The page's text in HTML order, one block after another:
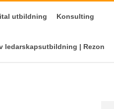
utbildning Konsulting
ledarskapsutbildning | Rezon